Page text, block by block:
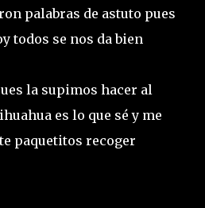
palabras de astuto pues
todos se nos da bien
la supimos hacer al
es lo que sé y me
paquetitos recoger